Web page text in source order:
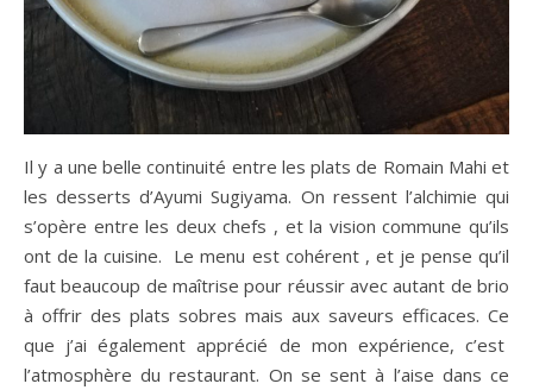
Il y a une belle continuité entre les plats de Romain Mahi et
les desserts d’Ayumi Sugiyama. On ressent l’alchimie qui
s’opère entre les deux chefs , et la vision commune qu’ils
ont de la cuisine. Le menu est cohérent , et je pense qu’il
faut beaucoup de maîtrise pour réussir avec autant de brio
à offrir des plats sobres mais aux saveurs efficaces. Ce
que j’ai également apprécié de mon expérience, c’est
l’atmosphère du restaurant. On se sent à l’aise dans ce